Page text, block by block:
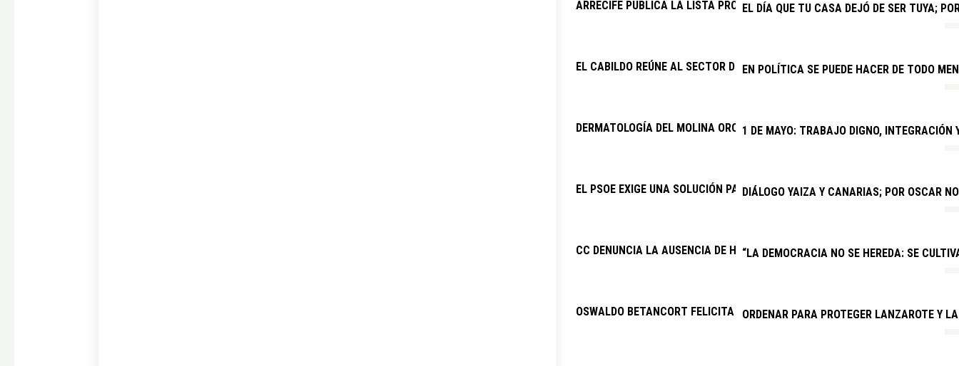
ARRECIFE PUBLICA LA LISTA PROVISIONAL DE ADMITIDOS PARA CUATRO
EL CABILDO REÚNE AL SECTOR DEL TAXI PARA MEJORAR EL SERVICIO Y
DERMATOLOGÍA DEL MOLINA OROSA AUMENTA UN 24,5 % SUS CONSULTAS
EL PSOE EXIGE UNA SOLUCIÓN PARA LAS VIVIENDAS AFECTADAS POR EL
CC DENUNCIA LA AUSENCIA DE HARÍA EN UNA REUNIÓN CLAVE SOBRE
OSWALDO BETANCORT FELICITA A LAVA LIVE FESTIVAL POR UNA PRIMERA
EL DÍA QUE TU CASA DEJÓ DE SER TUYA;
EN POLÍTICA SE PUEDE HACER DE TODO
1 DE MAYO: TRABAJO DIGNO, INTEGRACIÓN
DIÁLOGO YAIZA Y CANARIAS; POR OSCAR
“LA DEMOCRACIA NO SE HEREDA: SE
ORDENAR PARA PROTEGER LANZAROTE Y